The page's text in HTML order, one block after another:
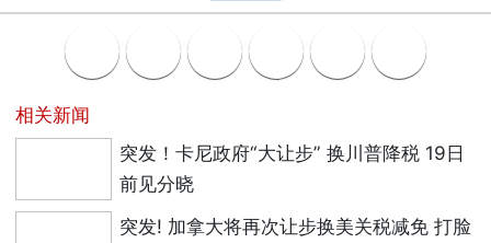
相关新闻
突发！卡尼政府“大让步” 换川普降税 19日
前见分晓
突发! 加拿大将再次让步换美关税减免 打脸